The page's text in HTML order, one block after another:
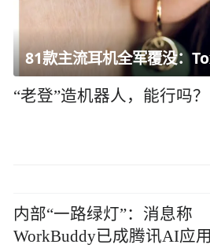
“老登”造机器人，能行吗？
内部“一路绿灯”：消息称
WorkBuddy已成腾讯AI应用